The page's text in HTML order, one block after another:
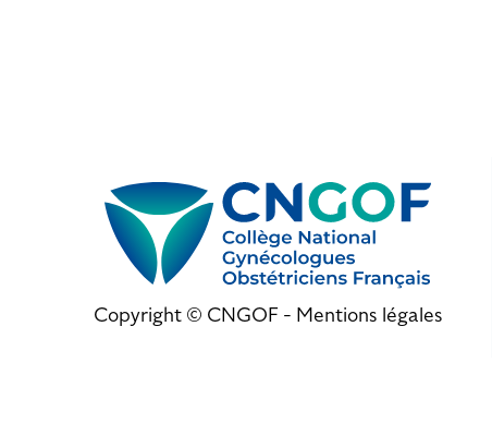
Copyright © CNGOF - Mentions légales